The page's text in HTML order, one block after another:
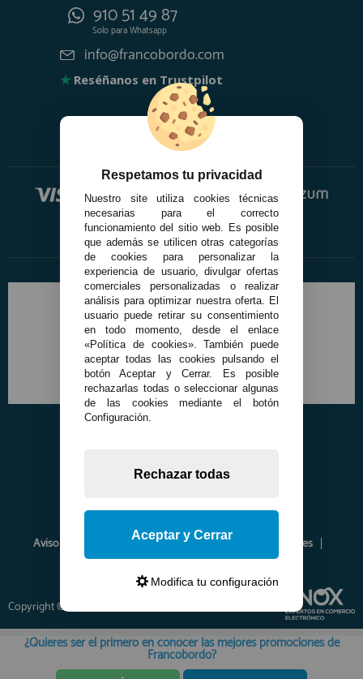
910 51 49 87
Solo paraWhatsapp
info@francobordo.com
★ Reséñanos en Trustpilot
Aviso Legal Política de Privacidad
Política de Cookies
Envíos y Devoluciones
Opiniones
Copyright © 2026 www.francobordo.com
¿Quieres ser el primero en conocer las mejores promociones de
Francobordo?
Respetamos tu privacidad
Nuestro site utiliza cookies técnicas
necesarias para el correcto
funcionamiento del sitio web. Es posible
que además se utilicen otras categorías
de cookies para personalizar la
experiencia de usuario, divulgar ofertas
comerciales personalizadas o realizar
análisis para optimizar nuestra oferta. El
usuario puede retirar su consentimiento
en todo momento, desde el enlace
«Política de cookies». También puede
aceptar todas las cookies pulsando el
botón Aceptar y Cerrar. Es posible
rechazarlas todas o seleccionar algunas
de las cookies mediante el botón
Configuración.
Rechazar todas
Aceptar y Cerrar
Modifica tu configuración